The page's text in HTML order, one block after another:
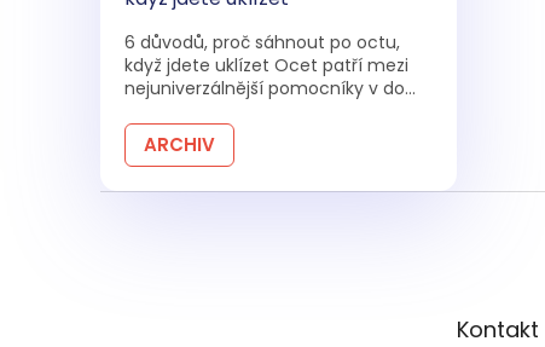
6 důvodů, proč sáhnout po octu,
když jdete uklízet Ocet patří mezi
nejuniverzálnější pomocníky v do...
ARCHIV
Kontakt